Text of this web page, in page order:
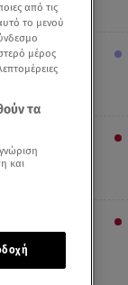
από τις
το μενού
μέρος
τα
και